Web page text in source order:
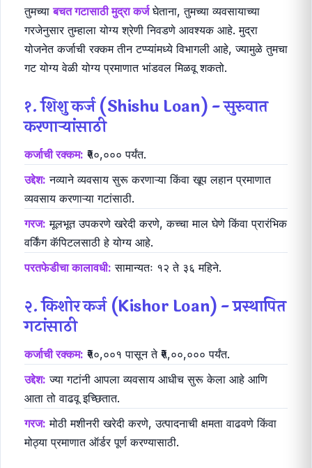
तुमच्याबचत गटासाठी मुद्रा कर्जघेताना, तुमच्या व्यवसायाच्या
गरजेनुसार तुम्हाला योग्य श्रेणी निवडणे आवश्यक आहे. मुद्रा
योजनेत कर्जाची रक्कम तीन टप्प्यांमध्ये विभागली आहे, ज्यामुळे तुमचा
गट योग्य वेळी योग्य प्रमाणात भांडवल मिळवू शकतो.
१. शिशु कर्ज (Shishu Loan) - सुरुवात
करणाऱ्यांसाठी
कर्जाची रक्कम: ₹५०,००० पर्यंत.
उद्देश: नव्याने व्यवसाय सुरू करणाऱ्या किंवा खूप लहान प्रमाणात
व्यवसाय करणाऱ्या गटांसाठी.
गरज: मूलभूत उपकरणे खरेदी करणे, कच्चा माल घेणे किंवा प्रारंभिक
वर्किंग कॅपिटलसाठी हे योग्य आहे.
परतफेडीचा कालावधी: सामान्यतः १२ ते ३६ महिने.
२. किशोर कर्ज (Kishor Loan) - प्रस्थापित
गटांसाठी
कर्जाची रक्कम: ₹५०,००१ पासून ते ₹५,००,००० पर्यंत.
उद्देश: ज्या गटांनी आपला व्यवसाय आधीच सुरू केला आहे आणि
आता तो वाढवू इच्छितात.
गरज: मोठी मशीनरी खरेदी करणे, उत्पादनाची क्षमता वाढवणे किंवा
मोठ्या प्रमाणात ऑर्डर पूर्ण करण्यासाठी.